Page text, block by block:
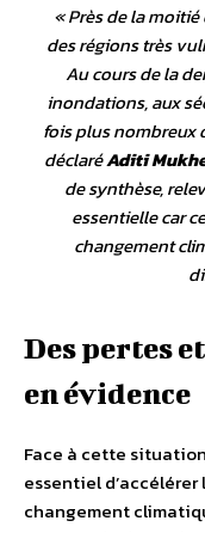
«Près de la
des régions très
Au cours de la
inondations, aux
fois plus nombreux
déclaréAditi
de synthèse,
essentielle car
changement
Des pertes
en évidence
Face à cette
essentiel
changement